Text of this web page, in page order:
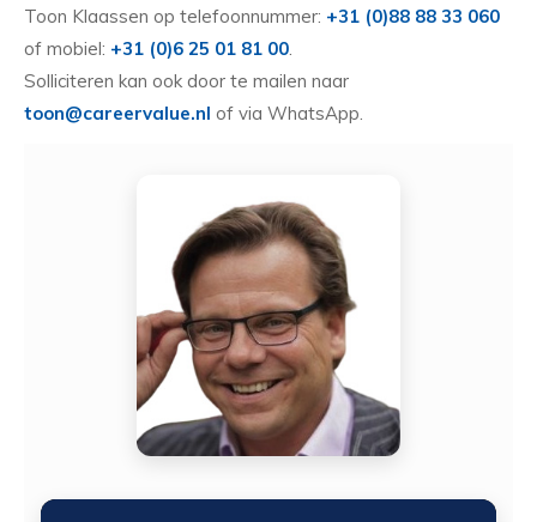
Toon Klaassen op telefoonnummer: +31 (0)88 88 33 060
of mobiel: +31 (0)6 25 01 81 00
Solliciteren kan ook door te mailen naar
toon@careervalue.nl of via WhatsApp.